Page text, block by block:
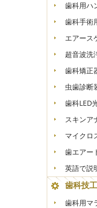
歯科用ハ
歯科手術
エアース
超音波洗
歯科矯正
虫歯診断
歯科LED
スキンア
マイクロ
歯エアー
英語で説
歯科技
歯科用マ